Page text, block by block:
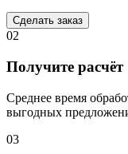
Сделать заказ
02
Получите расчёт
Среднее время
выгодных
03